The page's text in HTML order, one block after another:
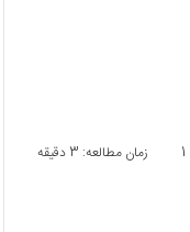
1 زمان مطالعه: 3 دقیقه